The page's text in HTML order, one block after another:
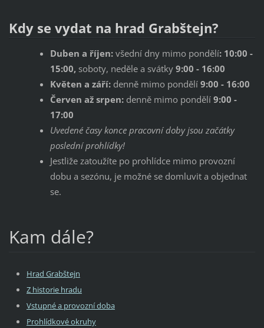
Kdy se vydat na hrad Grabštejn?
Duben a říjen: všední dny mimo pondělí: 10:00 -
15:00, soboty, neděle a svátky9:00 - 16:00
Květen a září:denně mimo pondělí 9:00 - 16:00
Červen až srpen:denně mimo pondělí 9:00 -
17:00
Uvedené časy konce pracovní doby jsou začátky
poslední prohlídky!
Jestliže zatoužíte po prohlídce mimo provozní
dobu a sezónu, je možné se domluvit a objednat
se.
Kam dále?
Hrad Grabštejn
Z historie hradu
Vstupné a provozní doba
Prohlídkové okruhy